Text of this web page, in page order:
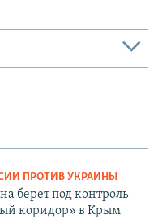
ПРОТИВ УКРАИНЫ
берет под контроль
коридор» в Крым